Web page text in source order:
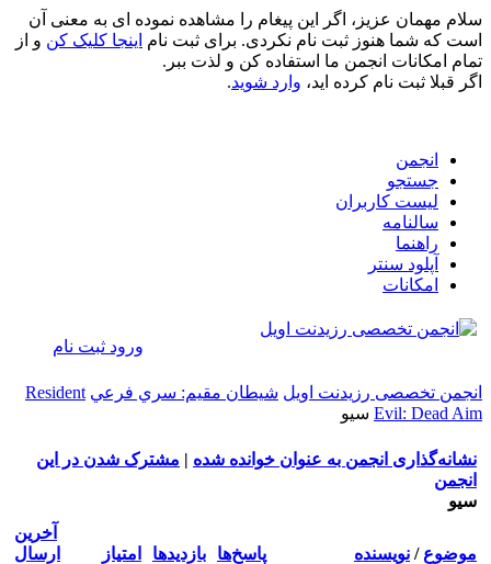
سلام مهمان عزیز، اگر این پیغام را مشاهده نموده ای به معنی آن
است که شما هنوز ثبت نام نکردی. برای ثبت نام اینجا کلیک کن و از
تمام امکانات انجمن ما استفاده کن و لذت ببر.
اگر قبلا ثبت نام کرده اید، وارد شوید.
انجمن
جستجو
لیست کاربران
سالنامه
راهنما
آپلود سنتر
امکانات
ورود ثبت نام
انجمن تخصصی رزیدنت اویل شيطان مقيم: سري فرعي Resident
Evil: Dead Aim سیو
نشانه‌گذاری انجمن به عنوان خوانده شده | مشترک شدن در این
انجمن
سیو
موضوع / نویسنده پاسخ‌ها بازدید‌ها امتیاز
آخرین
ارسال